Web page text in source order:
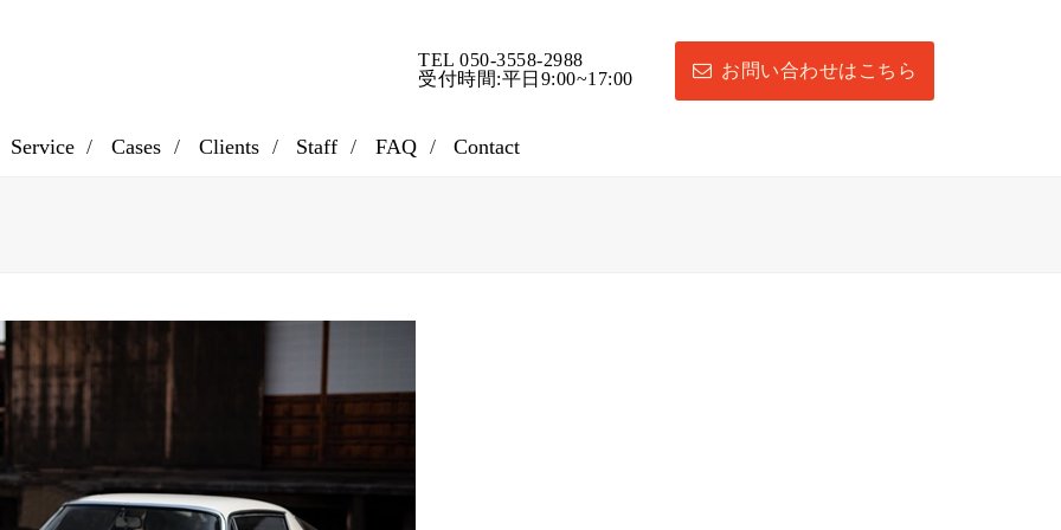
TEL 050-3558-2988
受付時間:平日9:00~17:00
お問い合わせはこちら
Service Cases Clients Staff FAQ Contact